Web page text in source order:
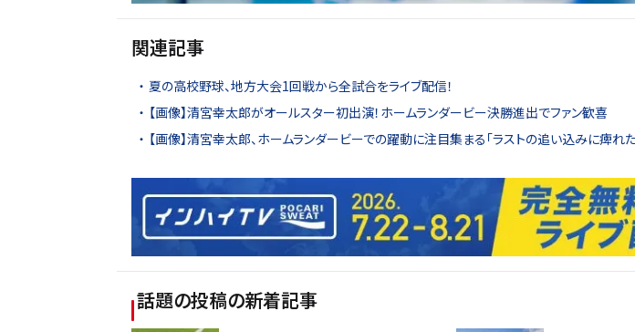
関連記事
夏の高校野球、地方大会1回戦から全試合をライブ配信！
【画像】清宮幸太郎がオールスター初出演！ホームランダービー決勝進出でファン歓喜
【画像】清宮幸太郎、ホームランダービーでの躍動に注目集まる「ラストの追い込みに痺れた
話題の投稿の新着記事